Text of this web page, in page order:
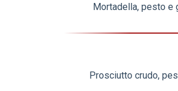
Mortadella, pesto e
Prosciutto crudo,